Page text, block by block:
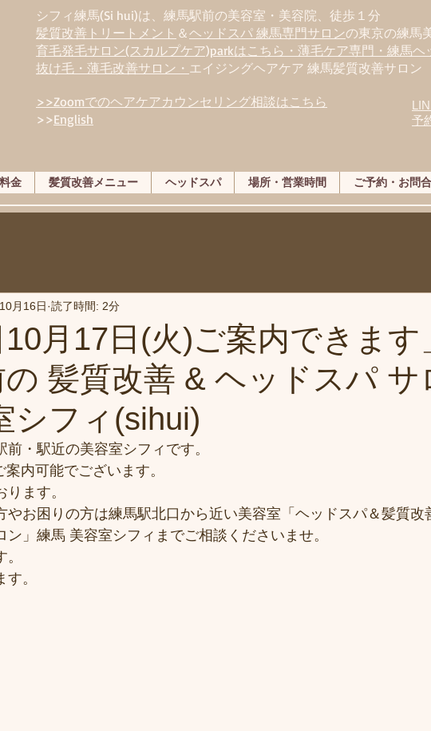
シフィ練馬(Si hui)は、 練馬駅前の美容室・美容院、徒歩１分
髪質改善トリートメント ＆ヘッドスパ 練馬専門サロンの東京の練馬
育毛発毛サロン(スカルプケア)parkはこちら・薄毛ケア専門・練馬ヘ
抜け毛・薄毛改善サロン・ エイジングヘアケア 練馬髪質改善サロン
>>Zoomでのヘアケアカウンセリング相談はこちら
>>English
予
金 髪質改善メニュー ヘッドスパ 場所・営業時間 ご予約・お問
月17日(火)ご案内できます
髪質改善 & ヘッドスパ サ
シフィ(sihui)
月16日 読了時間: 2分
前・駅近の美容室シフィです。
内可能でございます。
ます。
やお困りの方は練馬駅北口から近い美容室「ヘッドスパ＆髪質改
ン」練馬 美容室シフィまでご相談くださいませ。
。